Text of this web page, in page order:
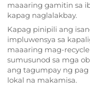
maaaring gamitin sa
kapag naglalakbay.
Kapag pinipili ang
impluwensya sa
maaaring mag-
sumusunod sa mga
ang tagumpay ng pag
lokal na makamisa.